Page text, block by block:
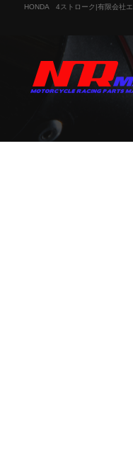
HONDA 4ストローク|有限会社エ